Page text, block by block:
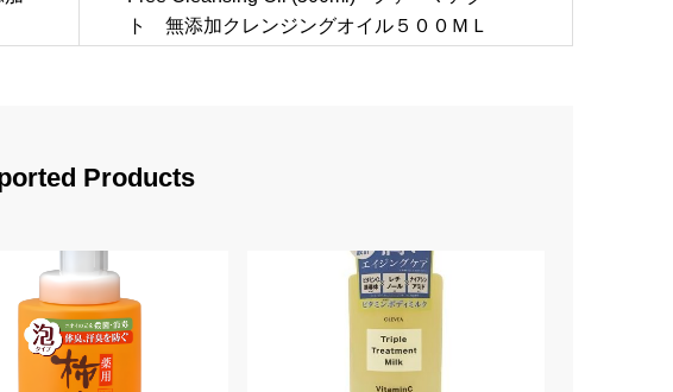
ト 無添加クレンジングオイル５００ＭＬ
Products